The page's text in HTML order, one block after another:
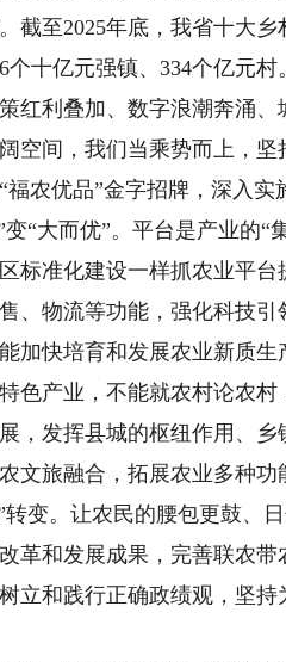
截至2025年底，我省十大
个十亿元强镇、334个亿元村
利叠加、数字浪潮奔涌、
空间，我们当乘势而上，
福农优品”金字招牌，深入实
变“大而优”。平台是产业的
标准化建设一样抓农业平
、物流等功能，强化科技
加快培育和发展农业新质生
产业，不能就农村论农村
，发挥县城的枢纽作用、
文旅融合，拓展农业多种
转变。让农民的腰包更鼓、
革和发展成果，完善联农
立和践行正确政绩观，坚